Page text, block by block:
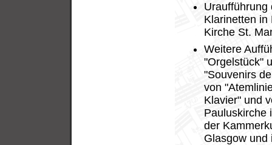
Uraufführung
Klarinetten in
Kirche St.
Weitere
"Orgelstück"
"Souvenirs
von
Klavier" und
Pauluskirche
der
Glasgow und